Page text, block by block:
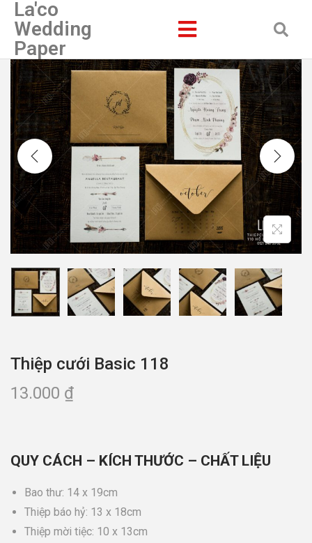
La'co
Wedding
Paper
Thiệp cưới Basic 118
13.000 ₫
QUY CÁCH – KÍCH THƯỚC – CHẤT LIỆU
Bao thư: 14 x 19cm
Thiệp báo hỷ: 13 x 18cm
Thiệp mời tiệc: 10 x 13cm